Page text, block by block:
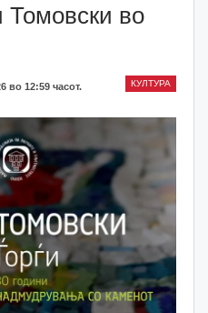
Томовски во
КУЛТУРА
во 12:59 часот.